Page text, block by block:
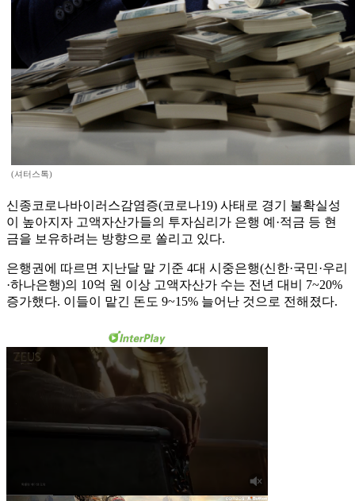
(셔터스톡)
신종코로나바이러스감염증(코로나19) 사태로 경기 불확실성
이 높아지자 고액자산가들의 투자심리가 은행 예·적금 등 현
금을 보유하려는 방향으로 쏠리고 있다.
은행권에 따르면 지난달 말 기준 4대 시중은행(신한·국민·우리
·하나은행)의 10억 원 이상 고액자산가 수는 전년 대비 7~20%
증가했다. 이들이 맡긴 돈도 9~15% 늘어난 것으로 전해졌다.